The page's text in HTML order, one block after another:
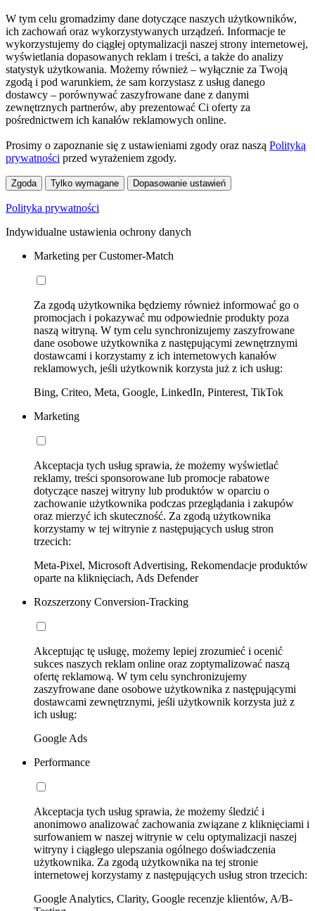
W tym celu gromadzimy dane dotyczące naszych użytkowników,
ich zachowań oraz wykorzystywanych urządzeń. Informacje te
wykorzystujemy do ciągłej optymalizacji naszej strony internetowej,
wyświetlania dopasowanych reklam i treści, a także do analizy
statystyk użytkowania. Możemy również – wyłącznie za Twoją
zgodą i pod warunkiem, że sam korzystasz z usług danego
dostawcy – porównywać zaszyfrowane dane z danymi
zewnętrznych partnerów, aby prezentować Ci oferty za
pośrednictwem ich kanałów reklamowych online.
Prosimy o zapoznanie się z ustawieniami zgody oraz naszą Polityką
prywatności przed wyrażeniem zgody.
Zgoda Tylko wymagane Dopasowanie ustawień
Polityka prywatności
Indywidualne ustawienia ochrony danych
Marketing per Customer-Match
Za zgodą użytkownika będziemy również informować go o
promocjach i pokazywać mu odpowiednie produkty poza
naszą witryną. W tym celu synchronizujemy zaszyfrowane
dane osobowe użytkownika z następującymi zewnętrznymi
dostawcami i korzystamy z ich internetowych kanałów
reklamowych, jeśli użytkownik korzysta już z ich usług:
Bing, Criteo, Meta, Google, LinkedIn, Pinterest, TikTok
Marketing
Akceptacja tych usług sprawia, że możemy wyświetlać
reklamy, treści sponsorowane lub promocje rabatowe
dotyczące naszej witryny lub produktów w oparciu o
zachowanie użytkownika podczas przeglądania i zakupów
oraz mierzyć ich skuteczność. Za zgodą użytkownika
korzystamy w tej witrynie z następujących usług stron
trzecich:
Meta-Pixel, Microsoft Advertising, Rekomendacje produktów
oparte na kliknięciach, Ads Defender
Rozszerzony Conversion-Tracking
Akceptując tę usługę, możemy lepiej zrozumieć i ocenić
sukces naszych reklam online oraz zoptymalizować naszą
ofertę reklamową. W tym celu synchronizujemy
zaszyfrowane dane osobowe użytkownika z następującymi
dostawcami zewnętrznymi, jeśli użytkownik korzysta już z
ich usług:
Google Ads
Performance
Akceptacja tych usług sprawia, że możemy śledzić i
anonimowo analizować zachowania związane z kliknięciami i
surfowaniem w naszej witrynie w celu optymalizacji naszej
witryny i ciągłego ulepszania ogólnego doświadczenia
użytkownika. Za zgodą użytkownika na tej stronie
internetowej korzystamy z następujących usług stron trzecich:
Google Analytics, Clarity, Google recenzje klientów, A/B-